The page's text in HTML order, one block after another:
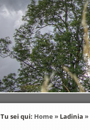
Tu sei qui: Home» Ladinia »